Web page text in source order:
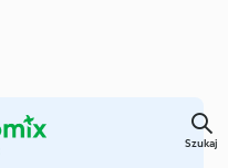
Szukaj